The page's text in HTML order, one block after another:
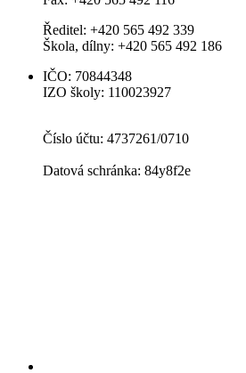
Ředitel: +420 565 492 339
Škola, dílny: +420 565 492 186
IČO: 70844348
IZO školy: 110023927
Číslo účtu: 4737261/0710
Datová schránka: 84y8f2e